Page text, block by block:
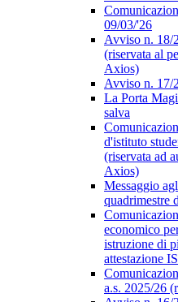
09/03/'26
Avviso n. 18/
(riservata al
Axios)
Avviso n. 17/
La Porta
salva
d'istituto
(riservata ad
Axios)
Messaggio
quadrimestre
economico
istruzione di
attestazione
a.s. 2025/26